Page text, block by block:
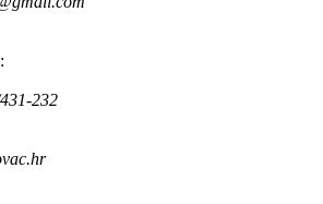
232